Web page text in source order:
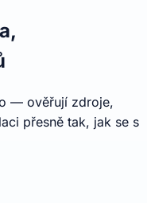
— ověřují zdroje,
přesně tak, jak se s